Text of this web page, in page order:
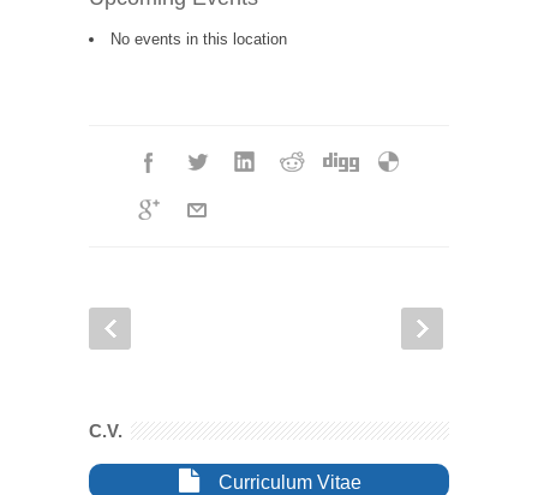
No events in this location
C.V.
Curriculum Vitae